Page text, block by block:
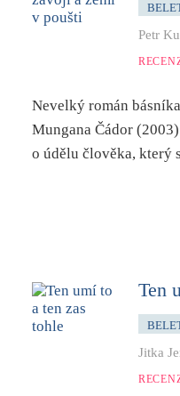
Petr
Nevelký román
Mungana Čádor
o údělu člověka, který
Ten
Jitka